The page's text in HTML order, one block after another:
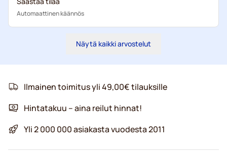
Automaattinen käännös
Näytä kaikki arvostelut
Ilmainen toimitus yli 49,00€ tilauksille
Hintatakuu – aina reilut hinnat!
Yli 2 000 000 asiakasta vuodesta 2011